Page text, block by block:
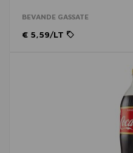
BEVANDE GASSATE
€ 5,59/LT